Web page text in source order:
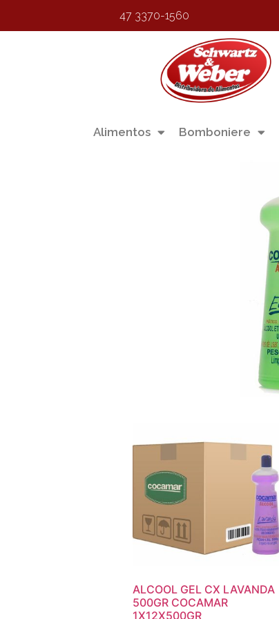
47 3370-1560
Alimentos Bomboniere
ALCOOL GEL CX LAVANDA
500GR COCAMAR
1X12X500GR